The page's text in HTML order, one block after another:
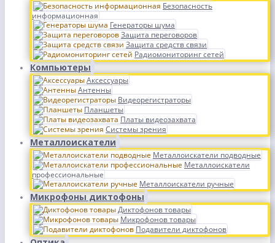
Безопасность
информационная
Генераторы шума
Защита переговоров
Защита средств связи
Радиомониторинг сетей
Компьютеры
Аксессуары
Антенны
Видеорегистраторы
Планшеты
Платы видеозахвата
Системы зрения
Металлоискатели
Металлоискатели подводные
Металлоискатели
профессиональные
Металлоискатели ручные
Микрофоны диктофоны
Диктофонов товары
Микрофонов товары
Подавители диктофонов